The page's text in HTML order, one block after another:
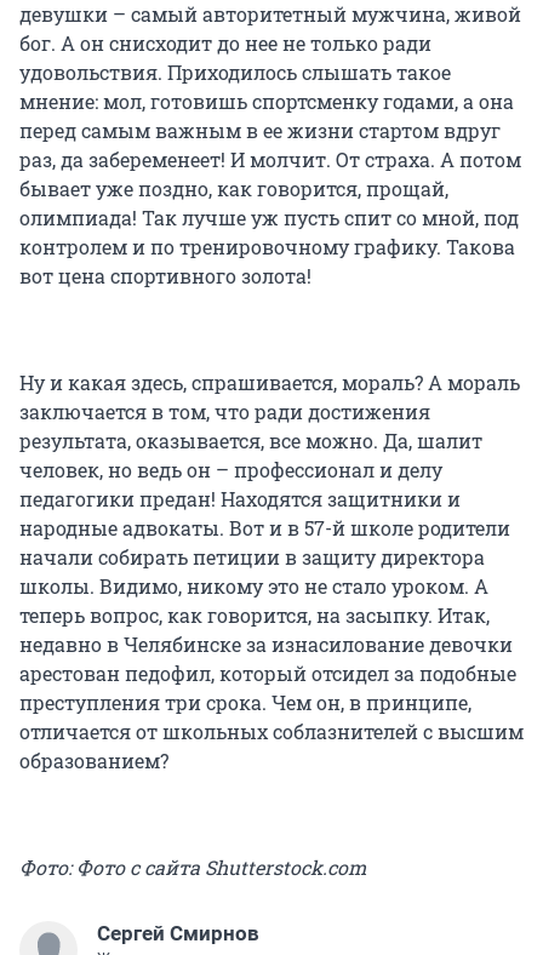
девушки – самый авторитетный мужчина, живой
бог. А он снисходит до нее не только ради
удовольствия. Приходилось слышать такое
мнение: мол, готовишь спортсменку годами, а она
перед самым важным в ее жизни стартом вдруг
раз, да забеременеет! И молчит. От страха. А потом
бывает уже поздно, как говорится, прощай,
олимпиада! Так лучше уж пусть спит со мной, под
контролем и по тренировочному графику. Такова
вот цена спортивного золота!
Ну и какая здесь, спрашивается, мораль? А мораль
заключается в том, что ради достижения
результата, оказывается, все можно. Да, шалит
человек, но ведь он – профессионал и делу
педагогики предан! Находятся защитники и
народные адвокаты. Вот и в 57-й школе родители
начали собирать петиции в защиту директора
школы. Видимо, никому это не стало уроком. А
теперь вопрос, как говорится, на засыпку. Итак,
недавно в Челябинске за изнасилование девочки
арестован педофил, который отсидел за подобные
преступления три срока. Чем он, в принципе,
отличается от школьных соблазнителей с высшим
образованием?
Фото: Фото с сайта Shutterstock.com
Сергей Смирнов